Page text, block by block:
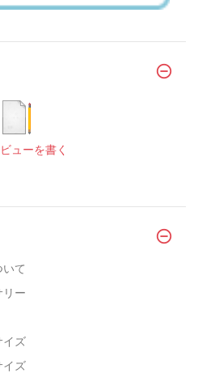
ューを書く
て
リー
イズ
イズ